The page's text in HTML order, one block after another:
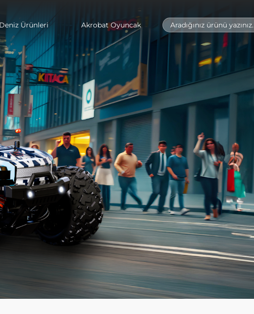
Deniz Ürünleri Akrobat Oyuncak